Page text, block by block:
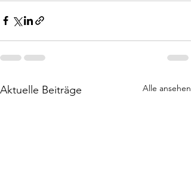
Aktuelle Beiträge Alle ansehen